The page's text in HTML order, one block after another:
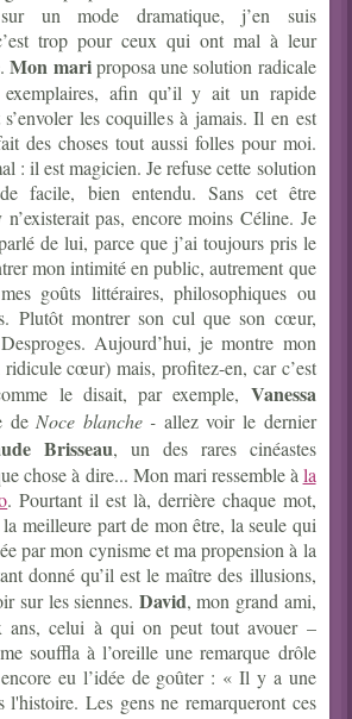
un mode dramatique, j’en suis
trop pour ceux qui ont mal à leur
Mon mariproposa une solution radicale
afin qu’il y ait un rapide
les coquilles à jamais. Il en est
des choses tout aussi folles pour moi.
: il est magicien. Je refuse cette solution
facile, bien entendu. Sans cet être
pas, encore moins Céline. Je
de lui, parce que j’ai toujours pris le
mon intimité en public, autrement que
goûts littéraires, philosophiques ou
Plutôt montrer son cul que son cœur,
Aujourd’hui, je montre mon
cœur) mais, profitez-en, car c’est
le disait, par exemple, Vanessa
deNoce blanche - allez voir le dernier
Brisseau, un des rares cinéastes
chose à dire... Mon mari ressemble àla
. Pourtant il est là, derrière chaque mot,
meilleure part de mon être, la seule qui
par mon cynisme et ma propension à la
donné qu’il est le maître des illusions,
sur les siennes. David, mon grand ami,
ans, celui à qui on peut tout avouer –
souffla à l’oreille une remarque drôle
eu l’idée de goûter : « Il y a une
l'histoire. Les gens ne remarqueront ces